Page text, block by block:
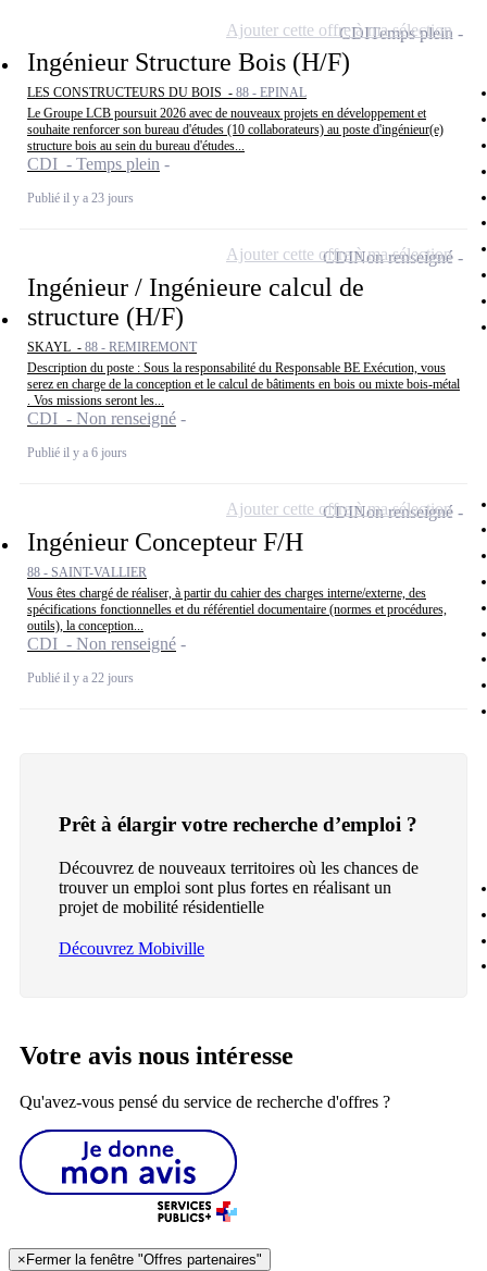
Ingénieur Structure Bois (H/F)
LES CONSTRUCTEURS DU BOIS - 88 - EPINAL
Le Groupe LCB poursuit 2026 avec de nouveaux projets en développement et
souhaite renforcer son bureau d'études (10 collaborateurs) au poste d'ingénieur(e)
structure bois au sein du bureau d'études...
CDI - Temps plein
Publié il y a 23 jours
CDITemps plein
Ajouter cette offre à ma sélection
Ingénieur / Ingénieure calcul de
structure (H/F)
SKAYL - 88 - REMIREMONT
Description du poste : Sous la responsabilité du Responsable BE Exécution, vous
serez en charge de la conception et le calcul de bâtiments en bois ou mixte bois-métal
. Vos missions seront les...
CDI - Non renseigné
Publié il y a 6 jours
CDINon renseigné
Ajouter cette offre à ma sélection
Ingénieur Concepteur F/H
88 - SAINT-VALLIER
Vous êtes chargé de réaliser, à partir du cahier des charges interne/externe, des
spécifications fonctionnelles et du référentiel documentaire (normes et procédures,
outils), la conception...
CDI - Non renseigné
Publié il y a 22 jours
CDINon renseigné
Ajouter cette offre à ma sélection
Prêt à élargir votre recherche d’emploi ?
Découvrez de nouveaux territoires où les chances de
trouver un emploi sont plus fortes en réalisant un
projet de mobilité résidentielle
Découvrez Mobiville
Votre avis nous intéresse
Qu'avez-vous pensé du service de recherche d'offres ?
× Fermer la fenêtre "Offres partenaires"